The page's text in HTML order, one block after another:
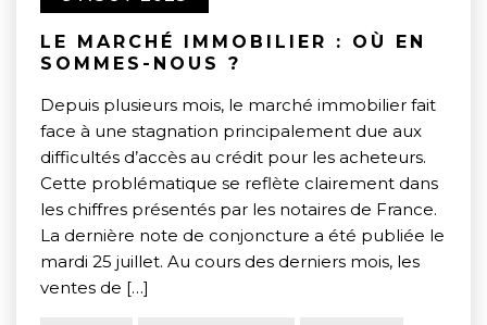
LE MARCHÉ IMMOBILIER : OÙ EN
SOMMES-NOUS ?
Depuis plusieurs mois, le marché immobilier fait
face à une stagnation principalement due aux
difficultés d’accès au crédit pour les acheteurs.
Cette problématique se reflète clairement dans
les chiffres présentés par les notaires de France.
La dernière note de conjoncture a été publiée le
mardi 25 juillet. Au cours des derniers mois, les
ventes de […]